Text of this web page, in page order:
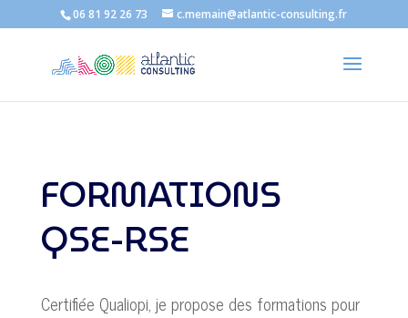
06 81 92 26 73 c.memain@atlantic-consulting.fr
FORMATIONS
QSE-RSE
Certifiée Qualiopi, je propose des formations pour